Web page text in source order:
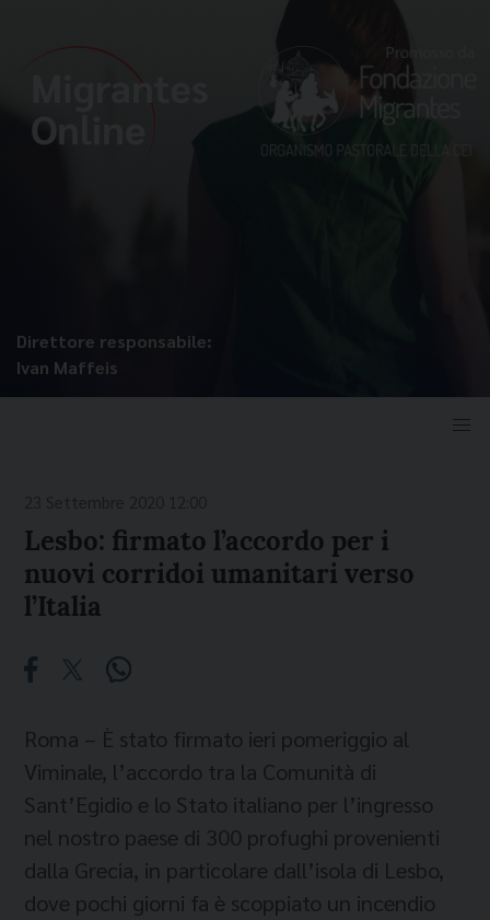
Direttore responsabile:
Ivan Maffeis
Lesbo: firmato l’accordo per i
nuovi corridoi umanitari verso
l’Italia
Roma – È stato firmato ieri pomeriggio al
Viminale, l’accordo tra la Comunità di
Sant’Egidio e lo Stato italiano per l’ingresso
nel nostro paese di 300 profughi provenienti
dalla Grecia, in particolare dall’isola di Lesbo,
dove pochi giorni fa è scoppiato un incendio